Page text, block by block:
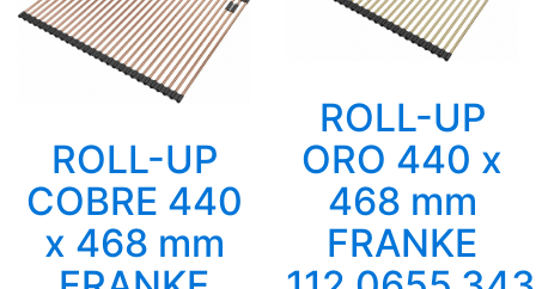
ROLL-UP
COBRE 440
x 468 mm
ROLL-UP
ORO 440 x
468 mm
FRANKE